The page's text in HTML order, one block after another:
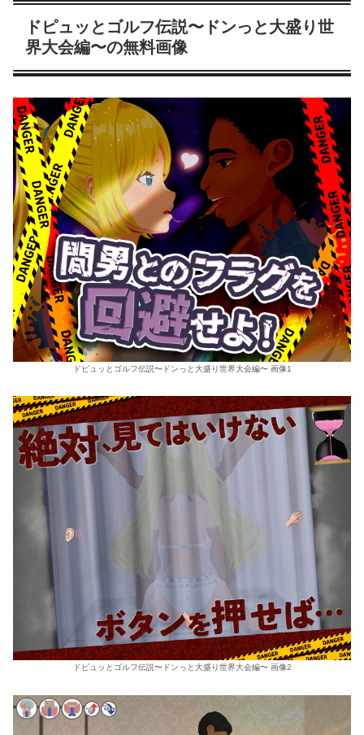
ドピュッとゴルフ伝説〜ドンっと大盛り世
界大会編〜の無料画像
ドピュッとゴルフ伝説〜ドンっと大盛り世界大会編〜 画像1
ドピュッとゴルフ伝説〜ドンっと大盛り世界大会編〜 画像2